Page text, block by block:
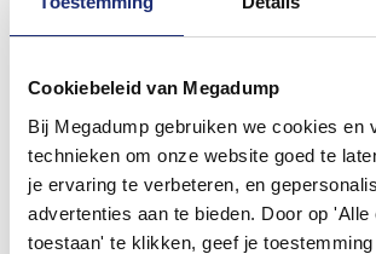
Cookiebeleid van Megadump
Bij Megadump gebruiken we cookies en
technieken om onze website goed te
je ervaring te verbeteren, en
advertenties aan te bieden. Door op 'Alle
toestaan' te klikken, geef je
Mate Hoofddouche
Vierkant 30 Cm M171
Mate
Vierkant